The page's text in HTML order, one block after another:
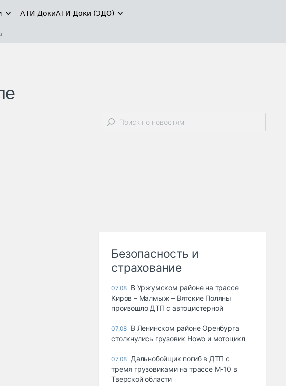
АТИ-ДокиАТИ-Доки (ЭДО)
Безопасность и
страхование
07.08 В Уржумском районе на трассе
Киров – Малмыж – Вятские Поляны
произошло ДТП с автоцистерной
07.08 В Ленинском районе Оренбурга
столкнулись грузовик Howo и мотоцикл
07.08 Дальнобойщик погиб в ДТП с
тремя грузовиками на трассе М-10 в
Тверской области